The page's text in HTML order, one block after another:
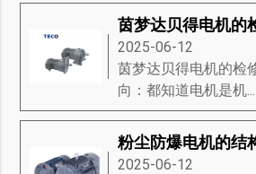
2025-06-12
茵梦达贝得电机的检
向：都知道电机是机...
粉尘防爆电机的结
2025-06-12